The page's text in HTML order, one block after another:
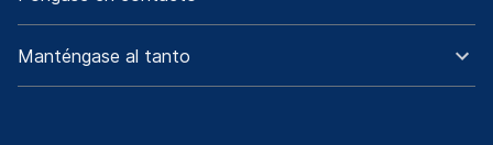
Manténgase al tanto